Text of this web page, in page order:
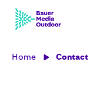
Home Contact